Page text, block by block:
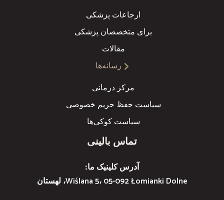
ارجاعات پزشکی
برای متخصصان پزشکی
مقالات
رسانه‌ها
مرکز درمانی
سیاست حفظ حریم خصوصی
سیاست کوکی‌ها
تماس بالینی
آدرس کلینیک ما:
Wiślana 5، 05-092 Łomianki Dolne، لهستان